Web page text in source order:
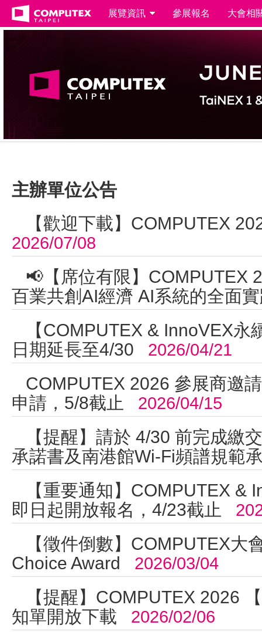
展覽資訊 參展報名 大會相
主辦單位公告
【歡迎下載】COMPUTEX
2026/07/08
📢【席位有限】COMPUTEX
百業共創AI經濟 AI系統的全面
【COMPUTEX & InnoVEX永
日期延長至4/30
2026/04/21
COMPUTEX 2026 參展商邀
申請，5/8截止
2026/04/15
【提醒】請於 4/30 前完成繳
承諾書及南港館Wi-Fi頻譜規範
【重要通知】COMPUTEX &
即日起開放報名，4/23截止
【徵件倒數】COMPUTEX大
Choice Award
2026/03/04
【提醒】COMPUTEX 2026
知單開放下載
2026/02/06